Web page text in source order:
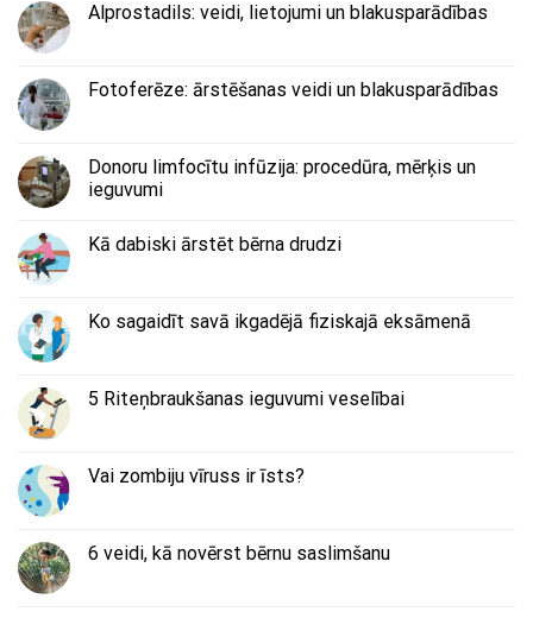
Alprostadils: veidi, lietojumi un blakusparādības
Fotoferēze: ārstēšanas veidi un blakusparādības
Donoru limfocītu infūzija: procedūra, mērķis un
ieguvumi
Kā dabiski ārstēt bērna drudzi
Ko sagaidīt savā ikgadējā fiziskajā eksāmenā
5 Riteņbraukšanas ieguvumi veselībai
Vai zombiju vīruss ir īsts?
6 veidi, kā novērst bērnu saslimšanu